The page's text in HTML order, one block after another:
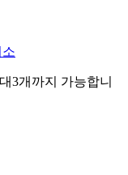
소
3개까지 가능합니